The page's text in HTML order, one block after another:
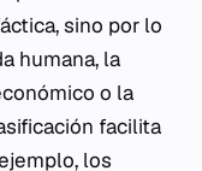
sino por lo
humana, la
o la
facilita
los